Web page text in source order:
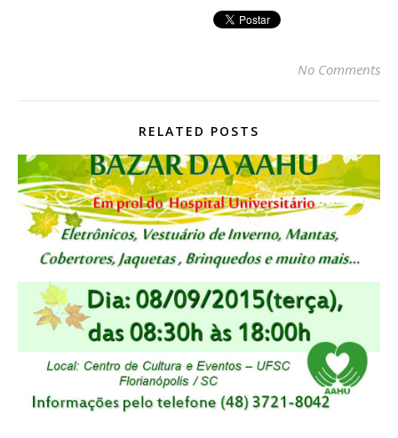
No Comments
RELATED POSTS